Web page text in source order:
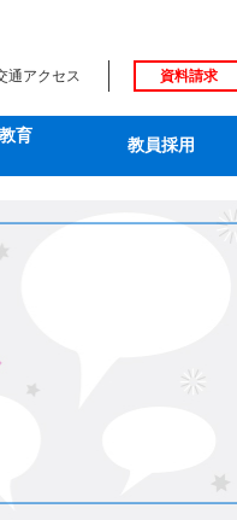
通アクセス 資料請求
育
教員採用